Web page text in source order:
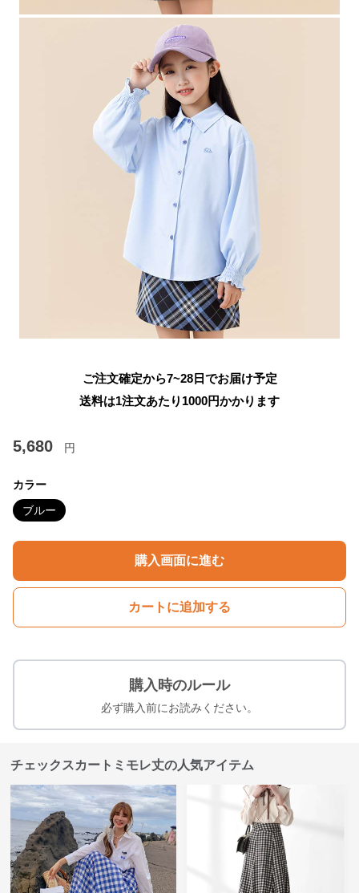
ご注文確定から7~28日でお届け予定
送料は1注文あたり 1000円かかります
5,680 円
カラー
ブルー
購入画面に進む
カートに追加する
購入時のルール
必ず購入前にお読みください。
チェックスカートミモレ丈の人気アイテム